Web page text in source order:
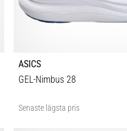
ASICS
GEL-Nimbus 28
Senaste lägsta pris